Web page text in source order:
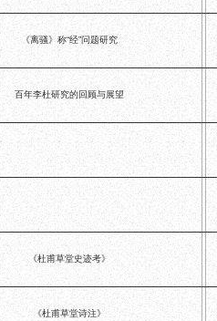
《离骚》称“经”问题研究
百年李杜研究的回顾与展望
《杜甫草堂史迹考》
《杜甫草堂诗注》